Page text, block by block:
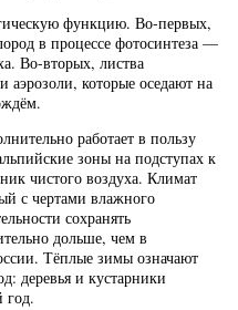
функцию. Во-первых,
в процессе фотосинтеза —
Во-вторых, листва
аэрозоли, которые оседают на
работает в пользу
зоны на подступах к
чистого воздуха. Климат
с чертами влажного
сохранять
дольше, чем в
Тёплые зимы означают
деревья и кустарники
год.